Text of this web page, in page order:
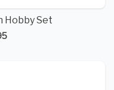
Hobby Set